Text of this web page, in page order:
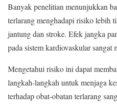
Banyak penelitian menunjukkan
terlarang menghadapi risiko lebih
jantung dan stroke. Efek jangka
pada sistem kardiovaskular sangat
Mengetahui risiko ini dapat
langkah-langkah untuk menjaga
terhadap obat-obatan terlarang